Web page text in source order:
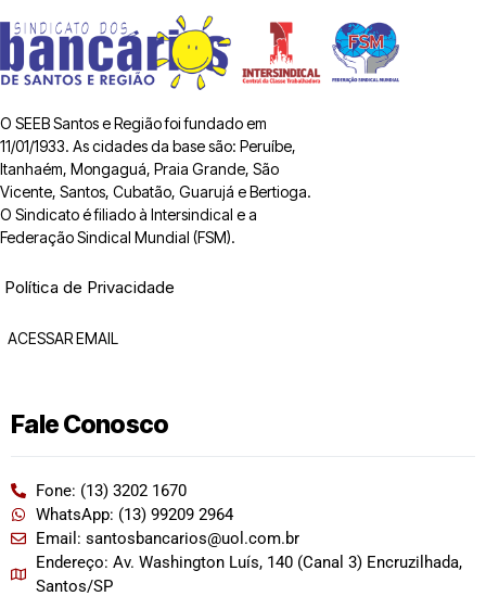
O SEEB Santos e Região foi fundado em
11/01/1933. As cidades da base são: Peruíbe,
Itanhaém, Mongaguá, Praia Grande, São
Vicente, Santos, Cubatão, Guarujá e Bertioga.
O Sindicato é filiado à Intersindical e a
Federação Sindical Mundial (FSM).
Política de Privacidade
ACESSAR EMAIL
Fale Conosco
Fone: (13) 3202 1670
WhatsApp: (13) 99209 2964
Email: santosbancarios@uol.com.br
Endereço: Av. Washington Luís, 140 (Canal 3) Encruzilhada,
Santos/SP